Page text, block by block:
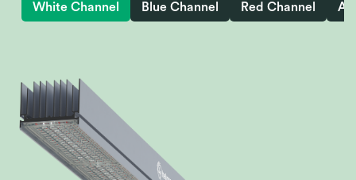
White Channel Blue Channel Red Channel All